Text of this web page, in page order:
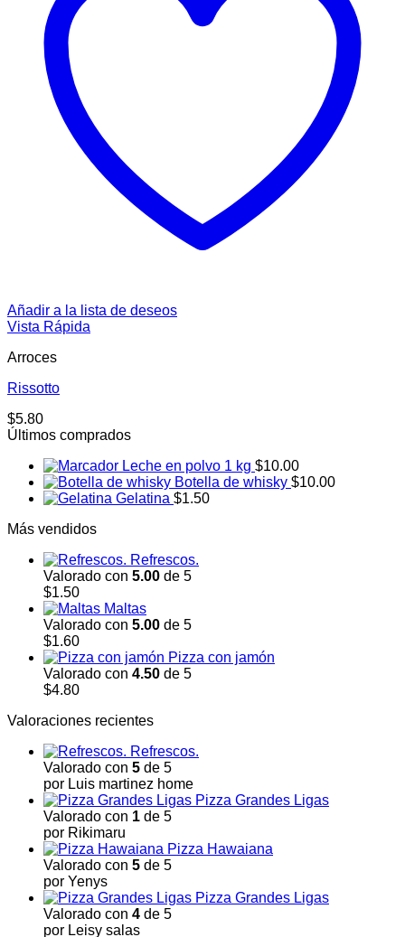
Añadir a la lista de deseos
Vista Rápida
Arroces
Rissotto
$5.80
Últimos comprados
Leche en polvo 1 kg $10.00
Botella de whisky $10.00
Gelatina $1.50
Más vendidos
Refrescos.
Valorado con 5.00 de 5
$1.50
Maltas
Valorado con 5.00 de 5
$1.60
Pizza con jamón
Valorado con 4.50 de 5
$4.80
Valoraciones recientes
Refrescos.
Valorado con 5 de 5
por Luis martinez home
Pizza Grandes Ligas
Valorado con 1 de 5
por Rikimaru
Pizza Hawaiana
Valorado con 5 de 5
por Yenys
Pizza Grandes Ligas
Valorado con 4 de 5
por Leisy salas